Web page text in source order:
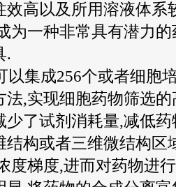
效高以及所用溶液体系
为一种非常具有潜力
.
集成256个或者细胞
法,实现细胞药物筛选
少了试剂消耗量,减低
结构或者三维微结构区
度梯度,进而对药物进